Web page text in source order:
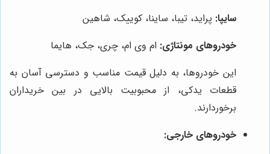
سایپا: پراید، تیبا، ساینا، کوییک، شاهین
خودروهای مونتاژی: ام وی ام، چری، جک، هایما
این خودروها، به دلیل قیمت مناسب و دسترسی آسان به
قطعات یدکی، از محبوبیت بالایی در بین خریداران
برخوردارند.
خودروهای خارجی: